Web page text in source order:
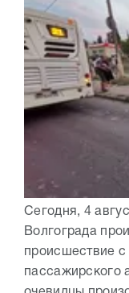
Сегодня, 4
Волгограда
происшествие с
пассажирского